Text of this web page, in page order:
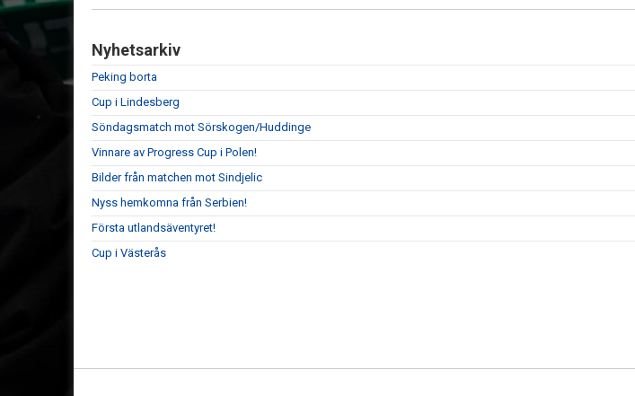
Nyhetsarkiv
Peking borta
Cup i Lindesberg
Söndagsmatch mot Sörskogen/Huddinge
Vinnare av Progress Cup i Polen!
Bilder från matchen mot Sindjelic
Nyss hemkomna från Serbien!
Första utlandsäventyret!
Cup i Västerås